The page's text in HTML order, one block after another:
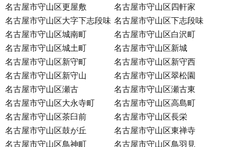
名古屋市守山区更屋敷
名古屋市守山区四軒家
名古屋市守山区大字下志段味 名古屋市守山区下志段味
名古屋市守山区城南町
名古屋市守山区白沢町
名古屋市守山区城土町
名古屋市守山区新城
名古屋市守山区新守町
名古屋市守山区新守西
名古屋市守山区新守山
名古屋市守山区翠松園
名古屋市守山区瀬古
名古屋市守山区瀬古東
名古屋市守山区大永寺町
名古屋市守山区高島町
名古屋市守山区茶臼前
名古屋市守山区長栄
名古屋市守山区鼓が丘
名古屋市守山区東禅寺
名古屋市守山区鳥神町
名古屋市守山区鳥羽見